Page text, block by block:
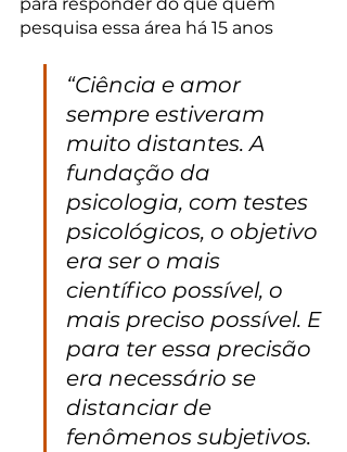
pesquisa essa área há 15 anos
“Ciência e amor
sempre estiveram
muito distantes. A
fundação da
psicologia, com testes
psicológicos, o objetivo
era ser o mais
científico possível, o
mais preciso possível. E
para ter essa precisão
era necessário se
distanciar de
fenômenos subjetivos.